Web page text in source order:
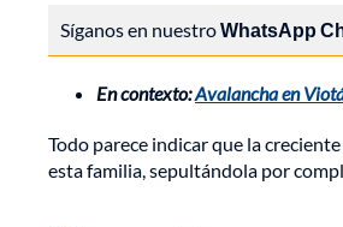
Síganos en nuestroWhatsApp
En contexto:Avalancha en
Todo parece indicar que la
esta familia, sepultándola por